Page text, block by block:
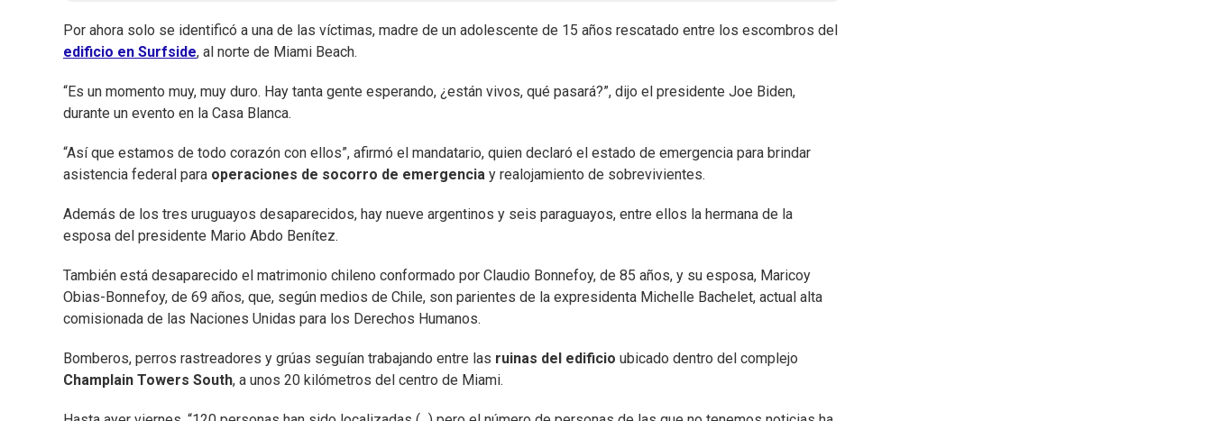
Por ahora solo se identificó a una de las víctimas, madre de un adolescente de 15 años rescatado entre los escombros del
edificio en Surfside, al norte de Miami Beach.
“Es un momento muy, muy duro. Hay tanta gente esperando, ¿están vivos, qué pasará?”, dijo el presidente Joe Biden,
durante un evento en la Casa Blanca.
“Así que estamos de todo corazón con ellos”, afirmó el mandatario, quien declaró el estado de emergencia para brindar
asistencia federal para operaciones de socorro de emergencia y realojamiento de sobrevivientes.
Además de los tres uruguayos desaparecidos, hay nueve argentinos y seis paraguayos, entre ellos la hermana de la
esposa del presidente Mario Abdo Benítez.
También está desaparecido el matrimonio chileno conformado por Claudio Bonnefoy, de 85 años, y su esposa, Maricoy
Obias-Bonnefoy, de 69 años, que, según medios de Chile, son parientes de la expresidenta Michelle Bachelet, actual alta
comisionada de las Naciones Unidas para los Derechos Humanos.
Bomberos, perros rastreadores y grúas seguían trabajando entre las ruinas del edificio ubicado dentro del complejo
Champlain Towers South, a unos 20 kilómetros del centro de Miami.